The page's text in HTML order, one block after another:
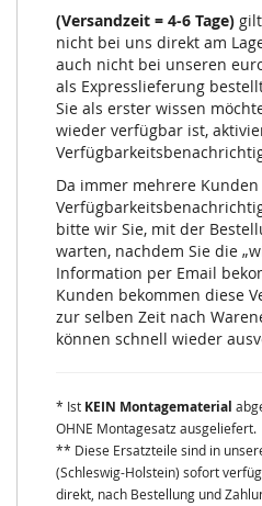
(Versandzeit = 4-6 Tage)
nicht bei uns direkt am
auch nicht bei unseren
als Expresslieferung
Sie als erster wissen
wieder verfügbar ist,
Da immer mehrere
bitte wir Sie, mit der
warten, nachdem Sie die
Information per Email
Kunden bekommen diese
zur selben Zeit nach
können schnell wieder
* Ist KEIN Montagematerial
OHNE Montagesatz ausgeliefert.
** Diese Ersatzteile sind in
(Schleswig-Holstein) sofort
direkt, nach Bestellung und